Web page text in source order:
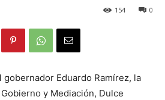
0
154
Eduardo Ramírez, la
y Mediación, Dulce